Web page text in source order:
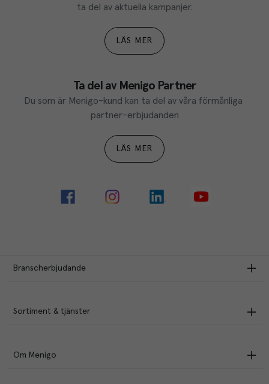
ta del av aktuella kampanjer.
LÄS MER
Ta del av Menigo Partner
Du som är Menigo-kund kan ta del av våra förmånliga
partner-erbjudanden
LÄS MER
Branscherbjudande
Sortiment & tjänster
Om Menigo